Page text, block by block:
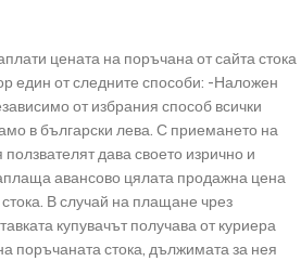
цената на поръчана от сайта стока
един от следните способи: -Наложен
от избрания способ всички
в български лева. С приемането на
дава своето изрично и
авансово цялата продажна цена
В случай на плащане чрез
купувачът получава от куриера
поръчаната стока, дължимата за нея